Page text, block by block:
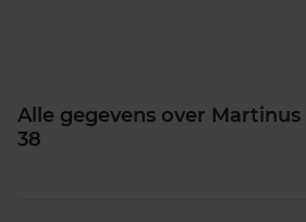
Alle gegevens over
38